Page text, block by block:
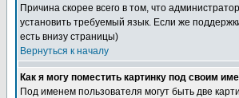
Причина скорее всего в том, что
установить требуемый язык. Если же
есть внизу страницы)
Вернуться к началу
Как я могу поместить картинку под своим
Под именем пользователя могут быть две